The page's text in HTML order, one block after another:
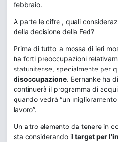
febbraio.
A parte le cifre , quali
della decisione della Fed?
Prima di tutto la mossa di ieri
ha forti preoccupazioni
statunitense, specialmente per
disoccupazione. Bernanke ha
continuerà il programma di
quando vedrà “un
lavoro”.
Un altro elemento da tenere in
sta considerando il target per